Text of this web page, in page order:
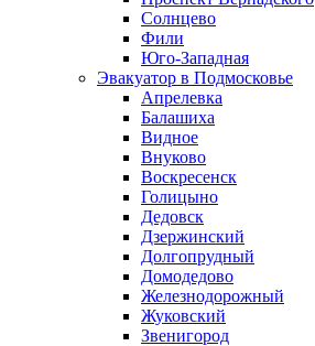
Солнцево
Фили
Юго-Западная
Эвакуатор в Подмосковье
Апрелевка
Балашиха
Видное
Внуково
Воскресенск
Голицыно
Дедовск
Дзержинский
Долгопрудный
Домодедово
Железнодорожный
Жуковский
Звенигород